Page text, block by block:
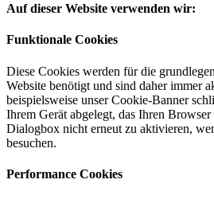
Auf dieser Website verwenden wir:
Funktionale Cookies
Diese Cookies werden für die
Website benötigt und sind daher immer
beispielsweise unser Cookie-Banner
Ihrem Gerät abgelegt, das Ihren Browser
Dialogbox nicht erneut zu aktivieren,
besuchen.
Performance Cookies